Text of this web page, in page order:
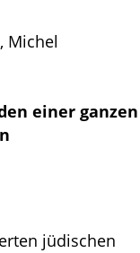
Michel
einer ganzen
jüdischen